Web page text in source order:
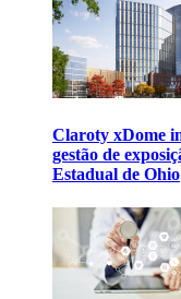
Claroty xDome
gestão de
Estadual de Ohio